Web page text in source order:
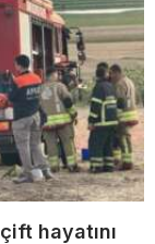
hayatını